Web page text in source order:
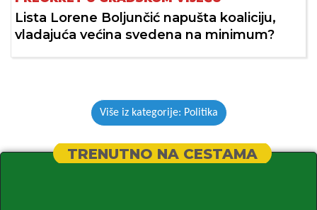
Lista Lorene Boljunčić napušta koaliciju,
vladajuća većina svedena na minimum?
Više iz kategorije: Politika
TRENUTNO NA CESTAMA